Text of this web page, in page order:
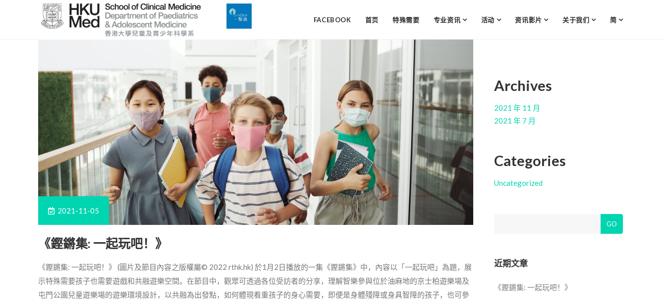
FACEBOOK 首页 特殊需要 专业资讯 活动 资讯影片 关于我们 简
2021-11-05
《鏗鏘集: 一起玩吧！》
《鏗鏘集: 一起玩吧！》 (圖片及節目內容之版權屬© 2022 rthk.hk) 於1月2日播放的一集《鏗鏘集》中，內容以「一起玩吧」為題，展
示特殊需要孩子也需要遊戲和共融遊樂空間。在節目中，觀眾可透過各位受訪者的分享，理解智樂參與位於油麻地的京士柏遊樂場及
屯門公園兒童遊樂場的遊樂環境設計，以共融為出發點，如何體現看重孩子的身心需要，即便是身體殘障或身具智障的孩子，也可參
Archives
2021 年 11 月
2021 年 7 月
Categories
Uncategorized
GO
近期文章
《鏗鏘集: 一起玩吧！》